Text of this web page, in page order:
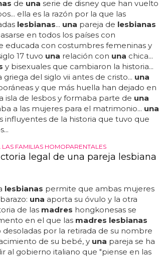
de una serie de disney que han vuelto
ella es la razón por la que las
lesbianas... una pareja de lesbianas
en todos los países con
educada con costumbres femeninas y
17 tuvo una relación con una chica...
y bisexuales que cambiaron la historia...
griega del siglo vii antes de cristo... una
y que más huella han dejado en
isla de lesbos y formaba parte de una
a las mujeres para el matrimonio... una
influyentes de la historia que tuvo que
FAMILIAS HOMOPARENTALES
legal de una pareja lesbiana
lesbianas permite que ambas mujeres
una aporta su óvulo y la otra
de las madres hongkonesas se
en el que las madres lesbianas
desoladas por la retirada de su nombre
de su bebé, y una pareja se ha
al gobierno italiano que "piense en las